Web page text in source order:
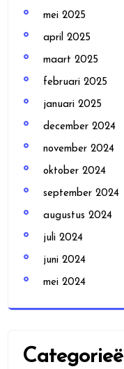
mei 2025
april 2025
maart 2025
februari 2025
januari 2025
december 2024
november 2024
oktober 2024
september 2024
augustus 2024
juli 2024
juni 2024
mei 2024